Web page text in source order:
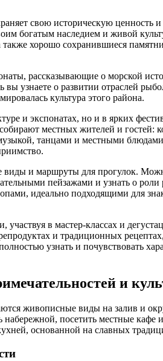
свою историческую ценность и
богатым наследием и живой
хорошо сохранившиеся
рассказывающие о морской
узнаете о развитии отраслей
культура этого района.
и экспонатах, но и в ярких
местных жителей и гостей:
танцами и местными
и маршруты для прогулок.
пейзажами и узнать о
идеально подходящими для
в мастер-классах и
и традиционных
узнать и почувствовать
и
живописные виды на залив и
посетить местные кафе
основанной на славных